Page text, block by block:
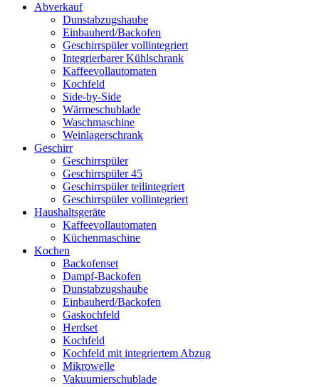
Abverkauf
Dunstabzugshaube
Einbauherd/Backofen
Geschirrspüler vollintegriert
Integrierbarer Kühlschrank
Kaffeevollautomaten
Kochfeld
Side-by-Side
Wärmeschublade
Waschmaschine
Weinlagerschrank
Geschirr
Geschirrspüler
Geschirrspüler 45
Geschirrspüler teilintegriert
Geschirrspüler vollintegriert
Haushaltsgeräte
Kaffeevollautomaten
Küchenmaschine
Kochen
Backofenset
Dampf-Backofen
Dunstabzugshaube
Einbauherd/Backofen
Gaskochfeld
Herdset
Kochfeld
Kochfeld mit integriertem Abzug
Mikrowelle
Vakuumierschublade